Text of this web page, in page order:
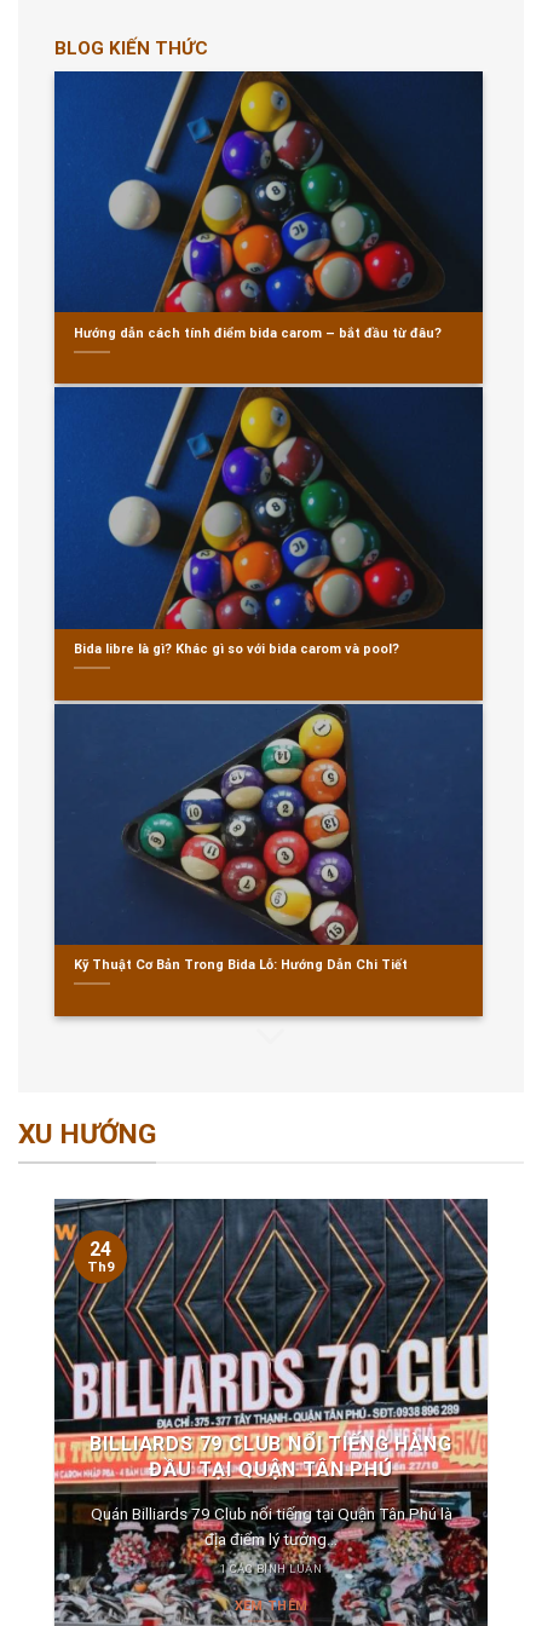
BLOG KIẾN THỨC
Hướng dẫn cách tính điểm bida carom – bắt đầu từ đâu?
Bida libre là gì? Khác gì so với bida carom và pool?
Kỹ Thuật Cơ Bản Trong Bida Lỗ: Hướng Dẫn Chi Tiết
XU HƯỚNG
BILLIARDS 79 CLUB NỔI TIẾNG HÀNG
ĐẦU TẠI QUẬN TÂN PHÚ
Quán Billiards 79 Club nổi tiếng tại Quận Tân Phú là
địa điểm lý tưởng...
1 CÁC BÌNH LUẬN
XEM THÊM
24
Th9